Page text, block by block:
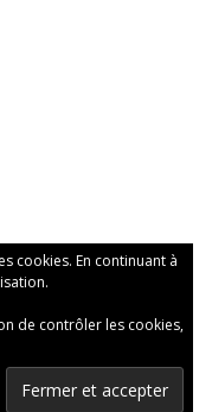
cookies. En continuant à
de contrôler les cookies,